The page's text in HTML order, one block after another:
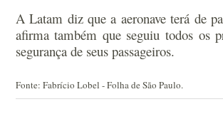
A Latam diz que a aeronave terá de
afirma também que seguiu todos os
segurança de seus passageiros.
Fonte: Fabrício Lobel - Folha de São Paulo.